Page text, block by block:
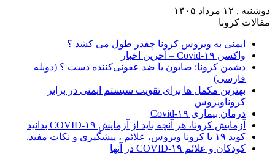
دوشنبه , ۱۲ مرداد ۱۴۰۵
مقالات کرونا
ایمنی به ویروس کرونا چقدر طول می کشد ؟
واکسن Covid-۱۹ – آخرین اخبار
دشمن کرونا: صابون یا ضد عفونی‌کننده دست ؟ (دوبله
فارسی)
بهترین مکمل ها برای تقویت سیستم ایمنی در برابر
کروناویروس
درمان بیماری Covid-۱۹
آزمایش کرونا، هر آنچه باید از آزمایش COVID-۱۹ بدانید
کوید ۱۹ یا کرونا ویروس، علائم ، پیشگیری و نکات مفید.
کودکان و علائم COVID-۱۹ در آنها